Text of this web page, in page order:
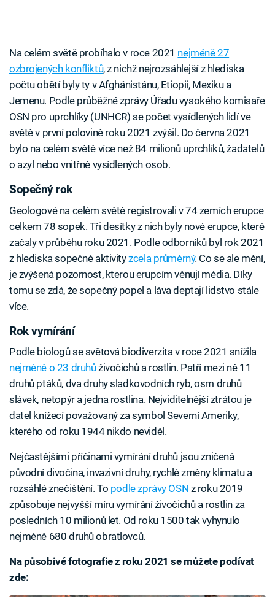
Na celém světě probíhalo v roce 2021 nejméně 27
ozbrojených konfliktů, z nichž nejrozsáhlejší z hlediska
počtu obětí byly ty v Afghánistánu, Etiopii, Mexiku a
Jemenu. Podle průběžné zprávy Úřadu vysokého komisaře
OSN pro uprchlíky (UNHCR) se počet vysídlených lidí ve
světě v první polovině roku 2021 zvýšil. Do června 2021
bylo na celém světě více než 84 milionů uprchlíků, žadatelů
o azyl nebo vnitřně vysídlených osob.
Sopečný rok
Geologové na celém světě registrovali v 74 zemích erupce
celkem 78 sopek. Tři desítky z nich byly nové erupce, které
začaly v průběhu roku 2021. Podle odborníků byl rok 2021
z hlediska sopečné aktivityzcela průměrný. Co se ale mění,
je zvýšená pozornost, kterou erupcím věnují média. Díky
tomu se zdá, že sopečný popel a láva deptají lidstvo stále
více.
Rok vymírání
Podle biologů se světová biodiverzita v roce 2021 snížila
nejméně o 23 druhůživočichů a rostlin. Patří mezi ně 11
druhů ptáků, dva druhy sladkovodních ryb, osm druhů
slávek, netopýr a jedna rostlina. Nejviditelnější ztrátou je
datel knížecí považovaný za symbol Severní Ameriky,
kterého od roku 1944 nikdo neviděl.
Nejčastějšími příčinami vymírání druhů jsou zničená
původní divočina, invazivní druhy, rychlé změny klimatu a
rozsáhlé znečištění. To podle zprávy OSN z roku 2019
způsobuje nejvyšší míru vymírání živočichů a rostlin za
posledních 10 milionů let. Od roku 1500 tak vyhynulo
nejméně 680 druhů obratlovců.
Na působivé fotografie z roku 2021 se můžete podívat
zde: